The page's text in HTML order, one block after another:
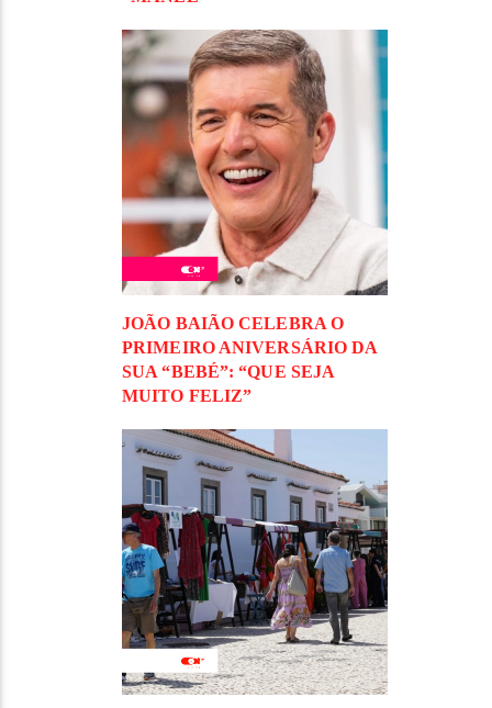
JOÃO BAIÃO CELEBRA O
PRIMEIRO ANIVERSÁRIO DA
SUA “BEBÉ”: “QUE SEJA
MUITO FELIZ”